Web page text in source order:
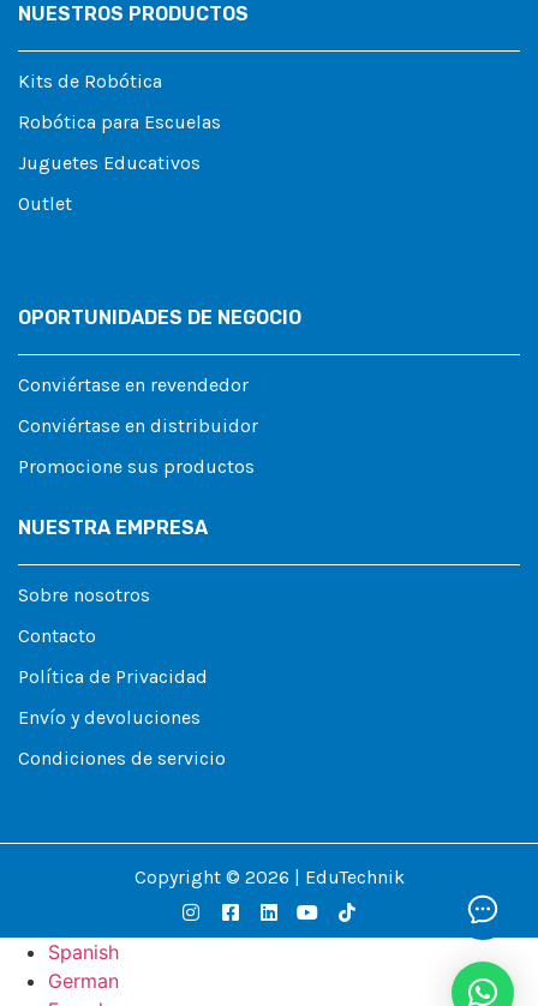
NUESTROS PRODUCTOS
Kits de Robótica
Robótica para Escuelas
Juguetes Educativos
Outlet
OPORTUNIDADES DE NEGOCIO
Conviértase en revendedor
Conviértase en distribuidor
Promocione sus productos
NUESTRA EMPRESA
Sobre nosotros
Contacto
Política de Privacidad
Envío y devoluciones
Condiciones de servicio
Copyright © 2026 | EduTechnik
Spanish
German